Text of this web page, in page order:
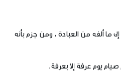
ألفه من العبادة ، ومن جزم بأنه
يوم عرفة إلا بعرفة.